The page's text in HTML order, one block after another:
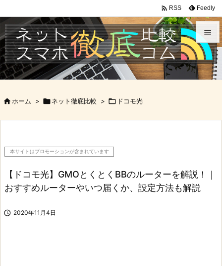


メニュ

 RSS Feedly
ホーム > ネット徹底比較 >  ドコモ光
本サイトはプロモーションが含まれています
【ドコモ光】GMOとくとくBBのルーターを解説！｜
おすすめルーターやいつ届くか、設定方法も解説
 2020年11月4日